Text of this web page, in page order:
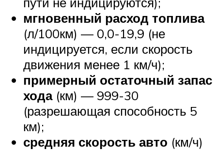
мгновенный расход топлива
(л/100км) — 0,0-19,9 (не
индицируется, если скорость
движения менее 1 км/ч);
примерный остаточный запас
хода(км) — 999-30
(разрешающая способность 5
км);
средняя скорость авто (км/ч)